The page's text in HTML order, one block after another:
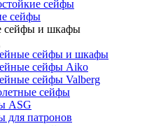
сейфы
сейфы
сейфы и шкафы
сейфы и шкафы
сейфы Aiko
сейфы Valberg
сейфы
ASG
для патронов